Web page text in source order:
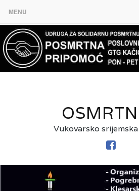
MENU
Vukovarsko